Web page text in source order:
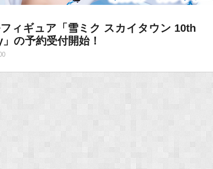
ィギュア「雪ミク スカイタウン 10th
の予約受付開始！